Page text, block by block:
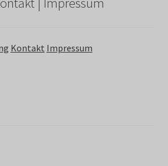
Kontakt Impressum